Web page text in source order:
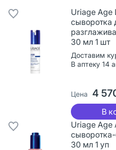
Uriage Age
сыворотка
30 мл 1 шт
Доставим
В аптеку 14
Цена 4
В
Uriage Age
30 мл 1 уп